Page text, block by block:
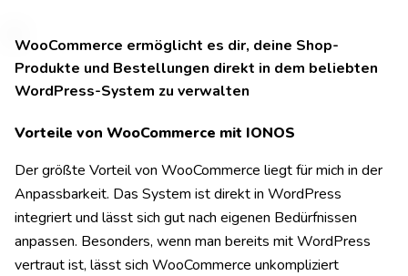
WooCommerce ermöglicht es dir, deine Shop-
Produkte und Bestellungen direkt in dem beliebten
WordPress-System zu verwalten
Vorteile von WooCommerce mit IONOS
Der größte Vorteil von WooCommerce liegt für mich in der
Anpassbarkeit. Das System ist direkt in WordPress
integriert und lässt sich gut nach eigenen Bedürfnissen
anpassen. Besonders, wenn man bereits mit WordPress
vertraut ist, lässt sich WooCommerce unkompliziert